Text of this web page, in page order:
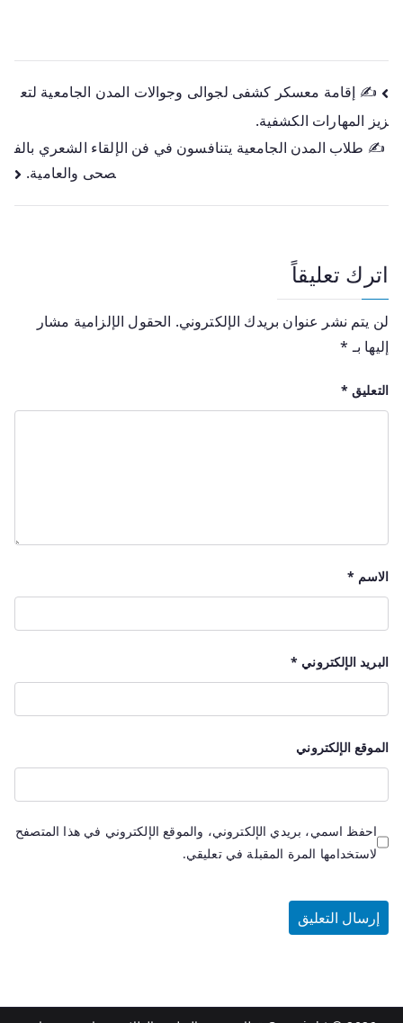
✍️ إقامة معسكر كشفى لجوالى وجوالات المدن الجامعية لتع
زيز المهارات الكشفية.
✍️ طلاب المدن الجامعية يتنافسون في فن الإلقاء الشعري بالف
صحى والعامية.
اترك تعليقاً
لن يتم نشر عنوان بريدك الإلكتروني. الحقول الإلزامية مشار
إليها بـ *
التعليق *
الاسم *
البريد الإلكتروني *
الموقع الإلكتروني
احفظ اسمي، بريدي الإلكتروني، والموقع الإلكتروني في هذا المتصفح
لاستخدامها المرة المقبلة في تعليقي.